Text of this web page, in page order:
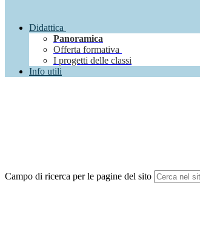
Didattica
Panoramica
Offerta formativa
I progetti delle classi
Info utili
Campo di ricerca per le pagine del sito